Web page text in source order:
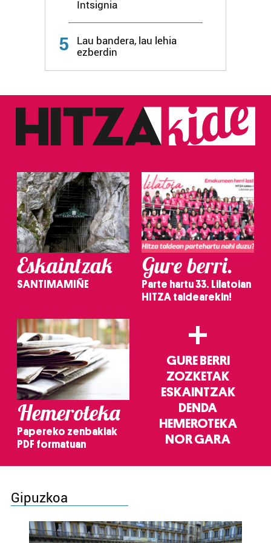
Intsignia
5
Lau bandera, lau lehia
ezberdin
Eskaintzak
SANTIMAMIÑE
Gure berri.
Parte hartu 33. Lilatoian
HITZA taldearekin!
Hemeroteka
Papereko zenbakiak
PDF formatuan
+
GURE BERRI
ZOZKETAK
ESKAINTZAK
DENDA
HEMEROTEKA
NOR GARA
Gipuzkoa